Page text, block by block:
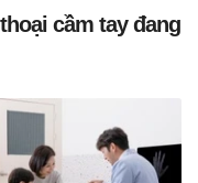
cầm tay đang